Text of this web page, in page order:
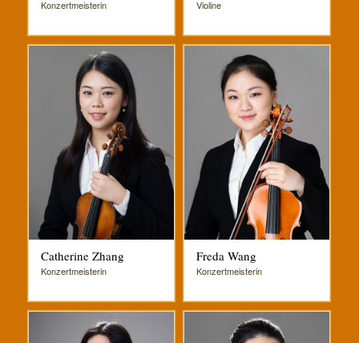
Konzertmeisterin Violine
Catherine Zhang
Konzertmeisterin
Freda Wang‭
Konzertmeisterin